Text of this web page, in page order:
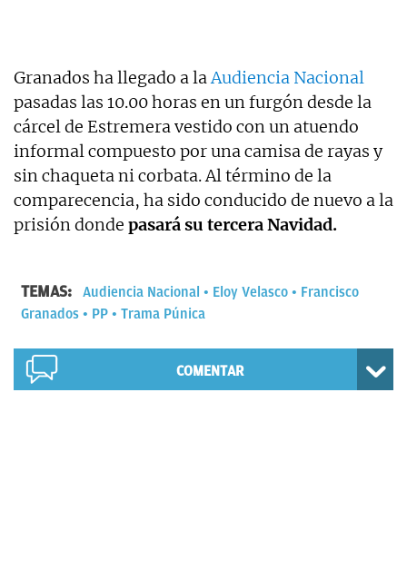
Granados ha llegado a laAudiencia Nacional
pasadas las 10.00 horas en un furgón desde la
cárcel de Estremera vestido con un atuendo
informal compuesto por una camisa de rayas y
sin chaqueta ni corbata. Al término de la
comparecencia, ha sido conducido de nuevo a la
prisión donde pasará su tercera Navidad.
TEMAS: Audiencia Nacional Eloy Velasco
Francisco
Granados
PP Trama Púnica
COMENTAR